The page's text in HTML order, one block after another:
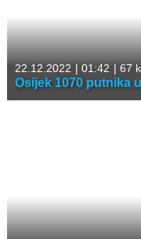
22.12.2022 | 01:42 | 67
Osijek 1070 putnika